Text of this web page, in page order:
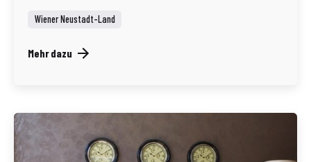
Wiener Neustadt-Land
Mehr dazu